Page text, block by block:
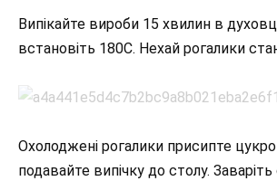
Випікайте вироби 15 хвилин в
встановіть 180С. Нехай рогалики
Охолоджені рогалики присипте
подавайте випічку до столу.